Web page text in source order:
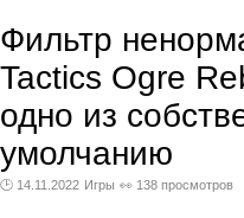
Фильтр
Tactics Ogre
одно из
умолчанию
🕑 14.11.2022 Игры 👀 138 просмотров